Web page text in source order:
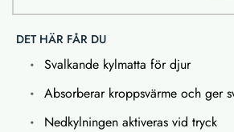
DET HÄR FÅR DU
Svalkande kylmatta för djur
Absorberar kroppsvärme och ger
Nedkylningen aktiveras vid tryck